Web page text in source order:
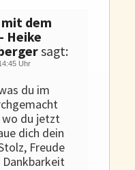
mit dem
Heike
sagt:
Uhr
du im
du jetzt
dich dein
Freude